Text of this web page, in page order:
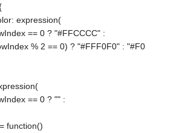
expression(
== 0 ? "#FFCCCC" :
% 2 == 0) ? "#FFF0F0" : "#F0
== 0 ? "" :
function()